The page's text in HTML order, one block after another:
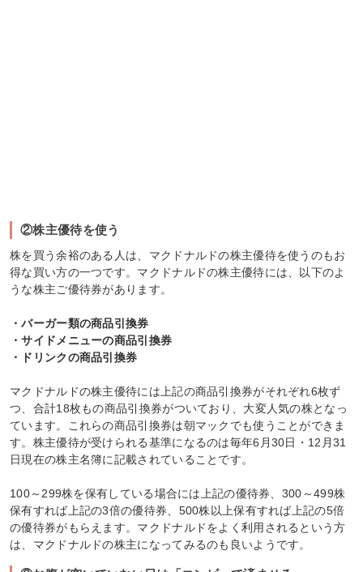
②株主優待を使う
株を買う余裕のある人は、マクドナルドの株主優待を使うのもお
得な買い方の一つです。マクドナルドの株主優待には、以下のよ
うな株主ご優待券があります。
・バーガー類の商品引換券
・サイドメニューの商品引換券
・ドリンクの商品引換券
マクドナルドの株主優待には上記の商品引換券がそれぞれ6枚ず
つ、合計18枚もの商品引換券がついており、大変人気の株となっ
ています。これらの商品引換券は朝マックでも使うことができま
す。株主優待が受けられる基準になるのは毎年6月30日・12月31
日現在の株主名簿に記載されていることです。
100～299株を保有している場合には上記の優待券、300～499株
保有すれば上記の3倍の優待券、500株以上保有すれば上記の5倍
の優待券がもらえます。マクドナルドをよく利用されるという方
は、マクドナルドの株主になってみるのも良いようです。